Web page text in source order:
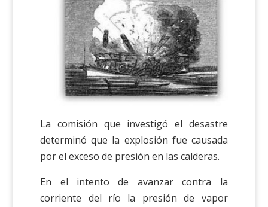
La comisión que investigó el desastre
determinó que la explosión fue causada
por el exceso de presión en las calderas.
En el intento de avanzar contra la
corriente del río la presión de vapor